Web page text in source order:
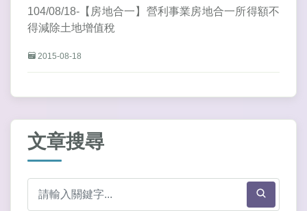
104/08/18-【房地合一】營利事業房地合一所得額不
得減除土地增值稅
2015-08-18
文章搜尋